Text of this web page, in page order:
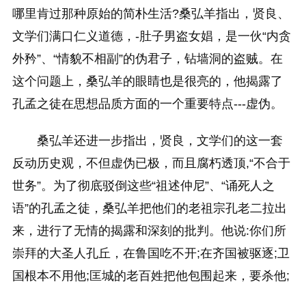
哪里肯过那种原始的简朴生活?桑弘羊指出，贤良、
文学们满口仁义道德，-肚子男盗女娼，是一伙“内贪
外矜”、“情貌不相副”的伪君子，钻墙洞的盗贼。在
这个问题上，桑弘羊的眼睛也是很亮的，他揭露了
孔孟之徒在思想品质方面的一个重要特点---虚伪。
桑弘羊还进一步指出，贤良，文学们的这一套
反动历史观，不但虚伪已极，而且腐朽透顶,“不合于
世务”。为了彻底驳倒这些“祖述仲尼”、“诵死人之
语”的孔孟之徒，桑弘羊把他们的老祖宗孔老二拉出
来，进行了无情的揭露和深刻的批判。他说:你们所
崇拜的大圣人孔丘，在鲁国吃不开;在齐国被驱逐;卫
国根本不用他;匡城的老百姓把他包围起来，要杀他;